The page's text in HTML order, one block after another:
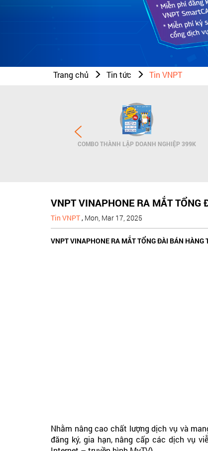
Trang chủ Tin tức Tin VNPT
COMBO THÀNH LẬP DOANH NGHIỆP 399K
VNPT VINAPHONE RA MẮT TỔNG
Tin VNPT, Mon, Mar 17, 2025
VNPT VINAPHONE RA MẮT TỔNG ĐÀI BÁN HÀNG
Nhằm nâng cao chất lượng dịch vụ và
đăng ký, gia hạn, nâng cấp các dịch vụ